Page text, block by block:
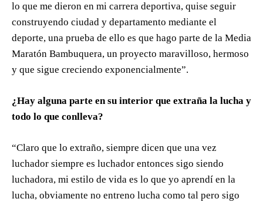
lo que me dieron en mi carrera deportiva, quise seguir
construyendo ciudad y departamento mediante el
deporte, una prueba de ello es que hago parte de la Media
Maratón Bambuquera, un proyecto maravilloso, hermoso
y que sigue creciendo exponencialmente”.
¿Hay alguna parte en su interior que extraña la lucha y
todo lo que conlleva?
“Claro que lo extraño, siempre dicen que una vez
luchador siempre es luchador entonces sigo siendo
luchadora, mi estilo de vida es lo que yo aprendí en la
lucha, obviamente no entreno lucha como tal pero sigo